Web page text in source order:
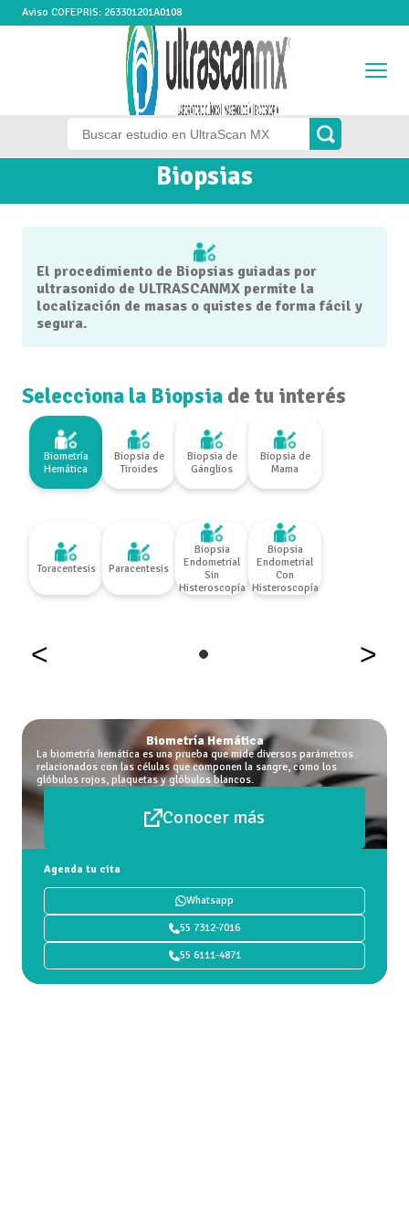
Aviso COFEPRIS: 263301201A0108
Biopsias
El procedimiento de Biopsias guiadas por
ultrasonido de ULTRASCANMX permite la
localización de masas o quistes de forma fácil y
segura.
Selecciona la Biopsia de tu interés
Biometría
Hemática
Biopsia de
Tiroides
Biopsia de
Gánglios
Biopsia de
Mama
Toracentesis Paracentesis
Biopsia
Endometrial
Sin
Histeroscopía
Biopsia
Endometrial
Con
Histeroscopía
< >
Biometría Hemática
La biometría hemática es una prueba que mide diversos parámetros
relacionados con las células que componen la sangre, como los
glóbulos rojos, plaquetas y glóbulos blancos.
Conocer más
Agenda tu cita
Whatsapp
55 7312-7016
55 6111-4871